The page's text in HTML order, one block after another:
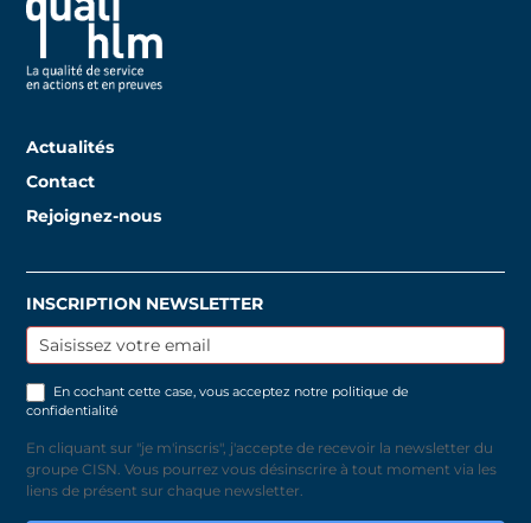
Actualités
Contact
Rejoignez-nous
Inscription
newsletter
INSCRIPTION NEWSLETTER
En cochant cette case, vous acceptez notre politique de
confidentialité
En cliquant sur "je m'inscris", j'accepte de recevoir la newsletter du
groupe CISN. Vous pourrez vous désinscrire à tout moment via les
liens de présent sur chaque newsletter.